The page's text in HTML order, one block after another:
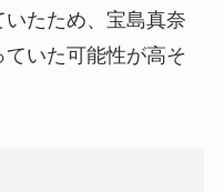
たため、宝島真奈
いた可能性が高そ